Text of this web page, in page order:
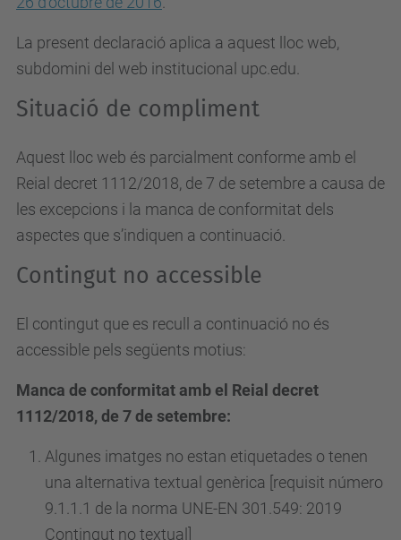
La present declaració aplica a aquest lloc web,
subdomini del web institucional upc.edu.
Situació de compliment
Aquest lloc web és parcialment conforme amb el
Reial decret 1112/2018, de 7 de setembre a causa de
les excepcions i la manca de conformitat dels
aspectes que s’indiquen a continuació.
Contingut no accessible
El contingut que es recull a continuació no és
accessible pels següents motius:
Manca de conformitat amb el Reial decret
1112/2018, de 7 de setembre:
Algunes imatges no estan etiquetades o tenen
una alternativa textual genèrica [requisit número
9.1.1.1 de la norma UNE-EN 301.549: 2019
Contingut no textual]